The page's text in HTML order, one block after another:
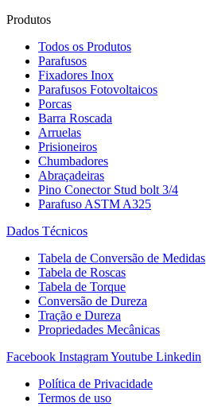
Produtos
Todos os Produtos
Parafusos
Fixadores Inox
Parafusos Fotovoltaicos
Porcas
Barra Roscada
Arruelas
Prisioneiros
Chumbadores
Abraçadeiras
Pino Conector Stud bolt 3/4
Parafuso ASTM A325
Dados Técnicos
Tabela de Conversão de Medidas
Tabela de Roscas
Tabela de Torque
Conversão de Dureza
Tração e Dureza
Propriedades Mecânicas
Facebook InstagramYoutube Linkedin
Política de Privacidade
Termos de uso